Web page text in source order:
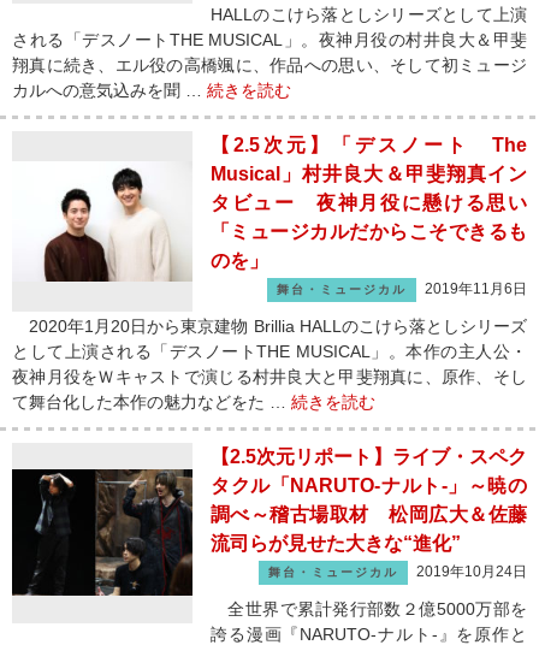
HALLのこけら落としシリーズとして上演
される「デスノートTHE MUSICAL」。夜神月役の村井良大＆甲斐
翔真に続き、エル役の高橋颯に、作品への思い、そして初ミュージ
カルへの意気込みを聞 … 続きを読む
【2.5次元】「デスノート The
Musical」村井良大＆甲斐翔真イン
タビュー 夜神月役に懸ける思い
「ミュージカルだからこそできるも
のを」
舞台・ミュージカル 2019年11月6日
2020年1月20日から東京建物 Brillia HALLのこけら落としシリーズ
として上演される「デスノートTHE MUSICAL」。本作の主人公・
夜神月役をＷキャストで演じる村井良大と甲斐翔真に、原作、そし
て舞台化した本作の魅力などをた … 続きを読む
【2.5次元リポート】ライブ・スペク
タクル「NARUTO-ナルト-」～暁の
調べ～稽古場取材 松岡広大＆佐藤
流司らが見せた大きな“進化”
舞台・ミュージカル 2019年10月24日
全世界で累計発行部数２億5000万部を
誇る漫画『NARUTO-ナルト-』を原作と